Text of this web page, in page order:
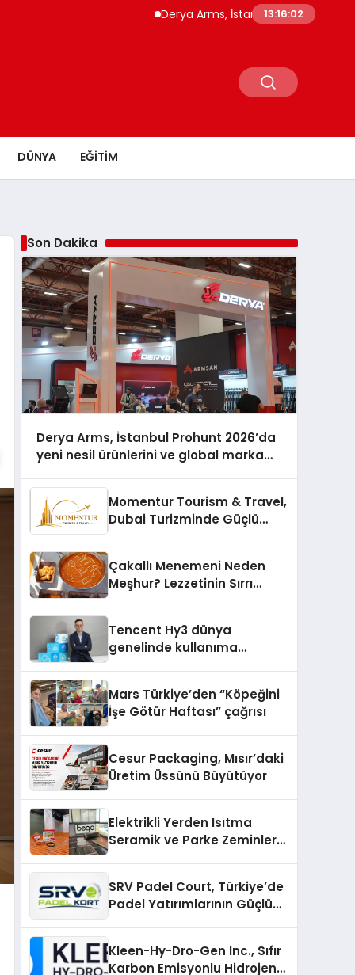
Derya Arms, İstanbul Prohunt 2026’da
13:16:03
DÜNYA EĞITIM
Son Dakika
Derya Arms, İstanbul Prohunt 2026’da
yeni nesil ürünlerini ve global marka
Momentur Tourism & Travel,
Dubai Turizminde Güçlü
Çakallı Menemeni Neden
Meşhur? Lezzetinin Sırrı
Tencent Hy3 dünya
genelinde kullanıma
Mars Türkiye’den “Köpeğini
İşe Götür Haftası” çağrısı
Cesur Packaging, Mısır’daki
Üretim Üssünü Büyütüyor
Elektrikli Yerden Isıtma
Seramik ve Parke Zeminler
SRV Padel Court, Türkiye’de
Padel Yatırımlarının Güçlü
Kleen-Hy-Dro-Gen Inc., Sıfır
Karbon Emisyonlu Hidrojen